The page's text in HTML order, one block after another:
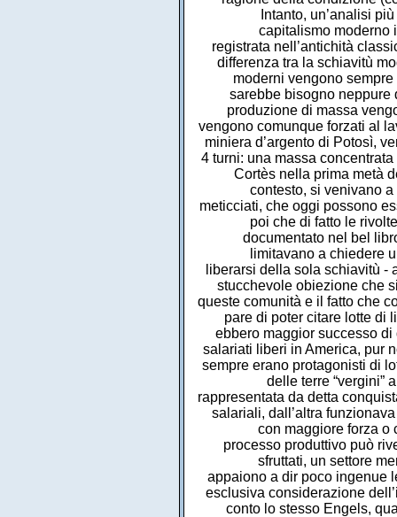
Intanto, un’analisi
capitalismo moderno
registrata nell’antichità
differenza tra la schiavitù
moderni vengono
sarebbe bisogno neppure
produzione di massa
vengono comunque forzati al
miniera d’argento di Potosì,
4 turni: una massa
Cortès nella prima metà
contesto, si venivano
meticciati, che oggi possono
poi che di fatto le
documentato nel bel
limitavano a chiedere
liberarsi della sola schiavitù -
stucchevole obiezione che
queste comunità e il fatto che
pare di poter citare lotte di
ebbero maggior successo
salariati liberi in America, pur
sempre erano protagonisti di
delle terre “vergini”
rappresentata da detta
salariali, dall’altra
con maggiore forza o
processo produttivo può
sfruttati, un settore
appaiono a dir poco ingenue
esclusiva considerazione
conto lo stesso Engels,